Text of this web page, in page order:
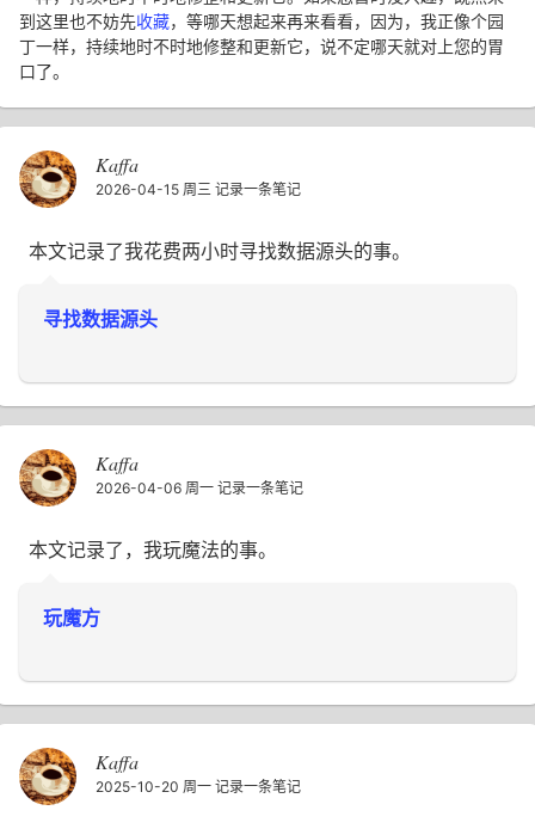
到这里也不妨先收藏，等哪天想起来再来看看，因为，我正像个园
丁一样，持续地时不时地修整和更新它，说不定哪天就对上您的胃
口了。
Kaffa
2026-04-15 周三 记录一条笔记
本文记录了我花费两小时寻找数据源头的事。
寻找数据源头
Kaffa
2026-04-06 周一 记录一条笔记
本文记录了，我玩魔法的事。
玩魔方
Kaffa
2025-10-20 周一 记录一条笔记